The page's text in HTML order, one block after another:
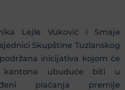
Lejle Vuković i Smaje
Skupštine Tuzlanskog
inicijativa kojom će
kantona ubuduće biti u
plaćanja premije